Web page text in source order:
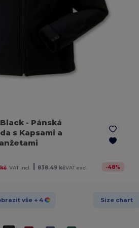
- Pánská
s Kapsami a
VAT incl. | 838.49 kčVAT excl. -48%
vše + 4 Size chart